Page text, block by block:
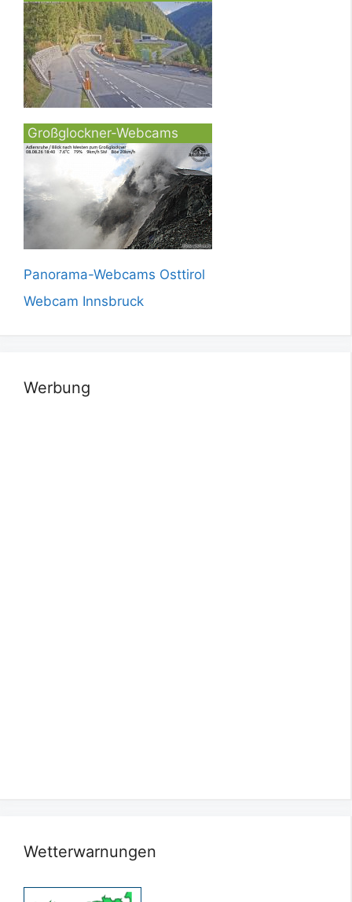
Großglockner-Webcams
Panorama-Webcams Osttirol
Webcam Innsbruck
Werbung
Wetterwarnungen